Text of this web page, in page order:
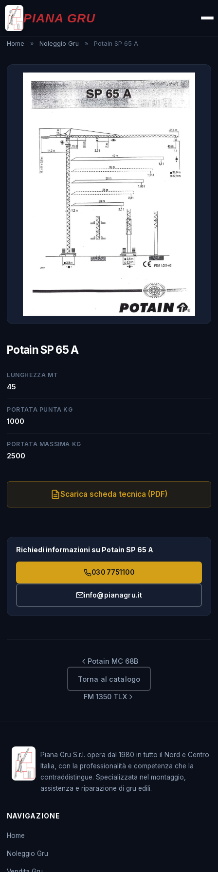
PIANA GRU
Home » Noleggio Gru » Potain SP 65 A
Potain SP 65 A
LUNGHEZZA MT
45
PORTATA PUNTA KG
1000
PORTATA MASSIMA KG
2500
Scarica scheda tecnica (PDF)
Richiedi informazioni su Potain SP 65 A
030 7751100
info@pianagru.it
Potain MC 68B
Torna al catalogo
FM 1350 TLX
Piana Gru S.r.l. opera dal 1980 in tutto il Nord e Centro
Italia, con la professionalità e competenza che la
contraddistingue. Specializzata nel montaggio,
assistenza e riparazione di gru edili.
NAVIGAZIONE
Home
Noleggio Gru